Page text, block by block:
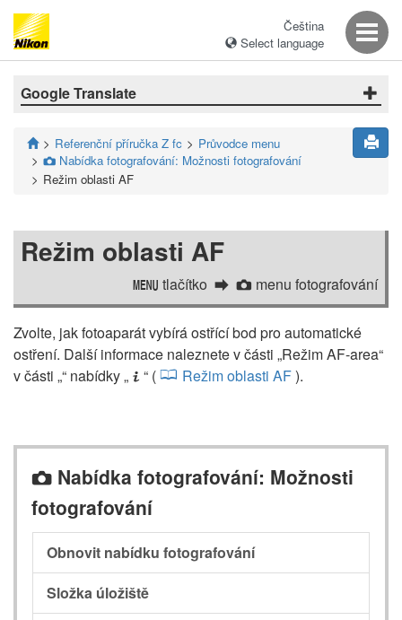
Čeština
Select language
Google Translate
Referenční příručka Z fc Průvodce menu
C Nabídka fotografování: Možnosti fotografování
Režim oblasti AF
Režim oblasti AF
G tlačítko C menu fotografování
Zvolte, jak fotoaparát vybírá ostřící bod pro automatické
ostření. Další informace naleznete v části „Režim AF-area“
v části „“ nabídky „ i “ ( Režim oblasti AF).
C Nabídka fotografování: Možnosti
fotografování
Obnovit nabídku fotografování
Složka úložiště